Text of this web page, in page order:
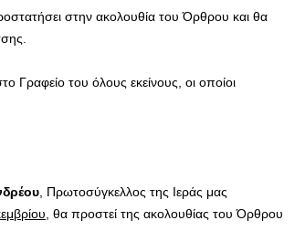
στην ακολουθία του Όρθρου και θα
Γραφείο του όλους εκείνους, οι οποίοι
, Πρωτοσύγκελλος της Ιεράς μας
, θα προστεί της ακολουθίας του Όρθρου